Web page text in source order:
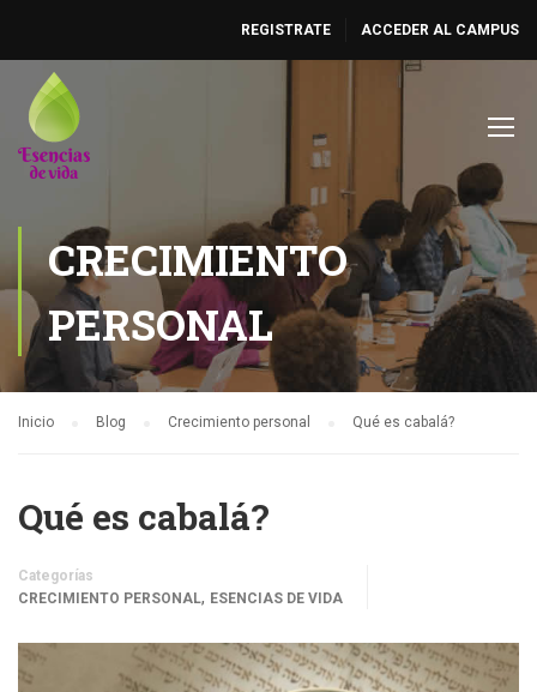
REGISTRATE ACCEDER AL CAMPUS
CRECIMIENTO
PERSONAL
Inicio Blog Crecimiento personal Qué es cabalá?
Qué es cabalá?
Categorías
CRECIMIENTO PERSONAL, ESENCIAS DE VIDA